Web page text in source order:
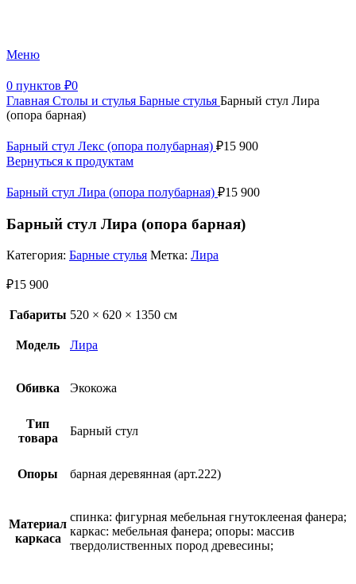
Меню
0 пунктов ₽0
Главная Столы и стулья Барные стулья Барный стул Лира
(опора барная)
Барный стул Лекс (опора полубарная) ₽15 900
Вернуться к продуктам
Барный стул Лира (опора полубарная) ₽15 900
Барный стул Лира (опора барная)
Категория: Барные стулья Метка: Лира
₽15 900
Габариты 520 × 620 × 1350 см
Модель Лира
Обивка Экокожа
Тип
товара
Барный стул
Опоры барная деревянная (арт.222)
Материал
каркаса
спинка: фигурная мебельная гнутоклееная фанера;
каркас: мебельная фанера; опоры: массив
твердолиственных пород древесины;